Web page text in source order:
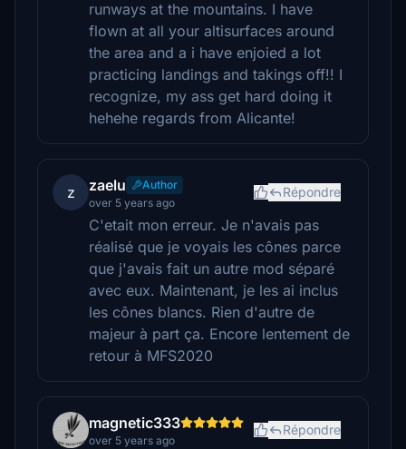
runways at the mountains. I have
flown at all your altisurfaces around
the area and a i have enjoied a lot
practicing landings and takings off!! I
recognize, my ass get hard doing it
hehehe regards from Alicante!
z zaelu
Author
over 5 years ago
Répondre
C'etait mon erreur. Je n'avais pas
réalisé que je voyais les cônes parce
que j'avais fait un autre mod séparé
avec eux. Maintenant, je les ai inclus
les cônes blancs. Rien d'autre de
majeur à part ça. Encore lentement de
retour à MFS2020
magnetic333
over 5 years ago
Répondre